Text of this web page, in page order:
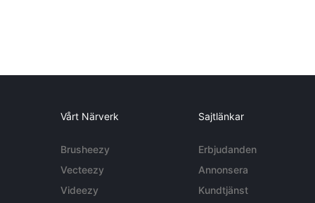
Vårt Närverk
Brusheezy
Vecteezy
Videezy
Sajtlänkar
Erbjudanden
Annonsera
Kundtjänst